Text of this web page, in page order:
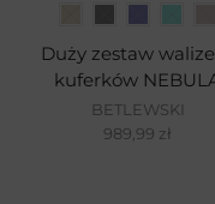
Duży zestaw
kuferków
BETLEWSKI
989,99 zł